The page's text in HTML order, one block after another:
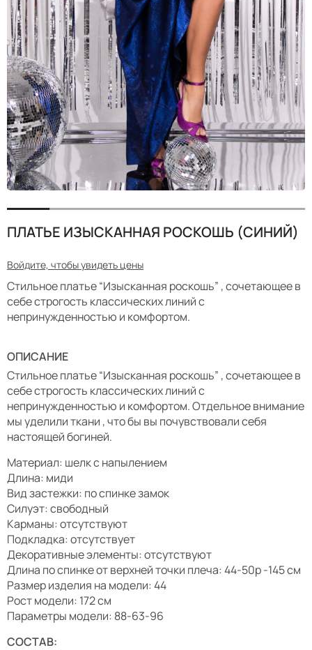
ПЛАТЬЕ ИЗЫСКАННАЯ РОСКОШЬ (СИНИЙ)
Войдите, чтобы увидеть цены
Стильное платье “Изысканная роскошь” , сочетающее в
себе строгость классических линий с
непринужденностью и комфортом.
ОПИСАНИЕ
Стильное платье “Изысканная роскошь” , сочетающее в
себе строгость классических линий с
непринужденностью и комфортом. Отдельное внимание
мы уделили ткани , что бы вы почувствовали себя
настоящей богиней.
Материал: шелк с напылением
Длина: миди
Вид застежки: по спинке замок
Силуэт: свободный
Карманы: отсутствуют
Подкладка: отсутствует
Декоративные элементы: отсутствуют
Длина по спинке от верхней точки плеча: 44-50р -145 см
Размер изделия на модели: 44
Рост модели: 172 см
Параметры модели: 88-63-96
СОСТАВ: